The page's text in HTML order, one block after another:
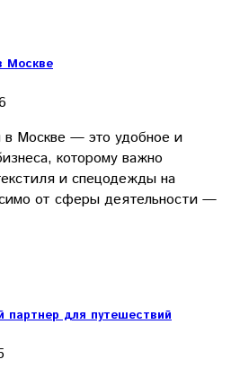
Москве
в Москве — это удобное и
которому важно
и спецодежды на
от сферы деятельности —
для путешествий